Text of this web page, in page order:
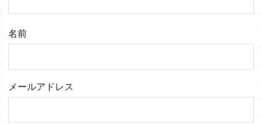
名前
メールアドレス